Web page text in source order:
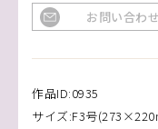
お問い合わせ
作品ID:0935
サイズ:F3号